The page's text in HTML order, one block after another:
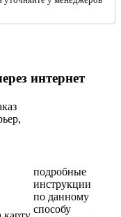
интернет
подробные
инструкции
по данному
способу